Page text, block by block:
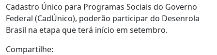
Cadastro Único para Programas Sociais do Governo
Federal (CadÚnico), poderão participar do Desenrola
Brasil na etapa que terá início em setembro.
Compartilhe: